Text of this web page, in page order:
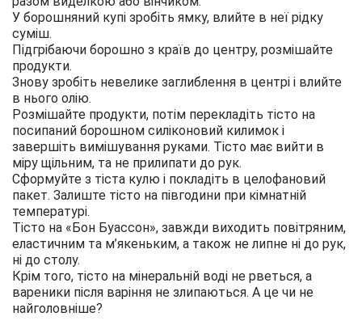
У борошняний купі зробіть ямку, влийте в неї рідку
суміш.
Підгрібаючи борошно з країв до центру, розмішайте
продукти.
Знову зробіть невелике заглиблення в центрі і влийте
в нього олію.
Розмішайте продукти, потім перекладіть тісто на
посипаний борошном силіконовий килимок і
завершіть вимішування руками. Тісто має вийти в
міру щільним, та не прилипати до рук.
Сформуйте з тіста кулю і покладіть в целофановий
пакет. Залиште тісто на півгодини при кімнатній
температурі.
Тісто на «Бон Буассон», завжди виходить повітряним,
еластичним та м’якеньким, а також не липне ні до рук,
ні до столу.
Крім того, тісто на мінеральній воді не рветься, а
вареники після варіння не злипаються. А це чи не
найголовніше?